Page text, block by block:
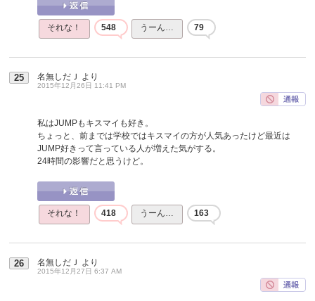
それな！ 548 うーん… 79
25 名無しだＪ より
2015年12月26日 11:41 PM
私はJUMPもキスマイも好き。
ちょっと、前までは学校ではキスマイの方が人気あったけど最近は
JUMP好きって言っている人が増えた気がする。
24時間の影響だと思うけど。
それな！ 418 うーん… 163
26 名無しだＪ より
2015年12月27日 6:37 AM